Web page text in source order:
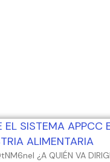
EL SISTEMA APPCC
ALIMENTARIA
¿A QUIÉN VA